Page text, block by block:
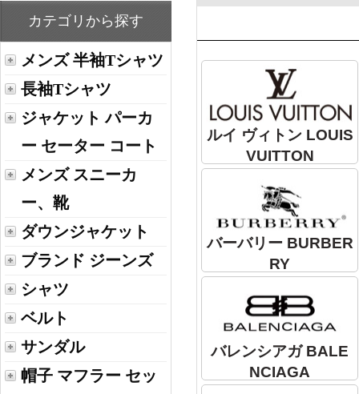
カテゴリから探す
メンズ 半袖Tシャツ
長袖Tシャツ
ジャケット パーカ
ー セーター コート
メンズ スニーカ
ー、靴
ダウンジャケット
ブランド ジーンズ
シャツ
ベルト
サンダル
帽子 マフラー セッ
ルイ ヴィトン LOUIS
VUITTON
バーバリー BURBER
RY
バレンシアガ BALE
NCIAGA